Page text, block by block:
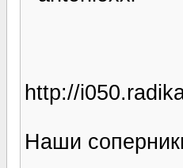
http://
Наши